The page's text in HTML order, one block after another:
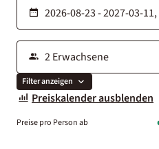
Filter anzeigen
Preiskalender ausblenden
Preise pro Person ab